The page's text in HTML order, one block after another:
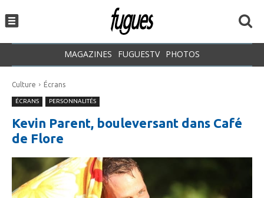
MAGAZINES FUGUESTV PHOTOS
Culture Écrans
ÉCRANS PERSONNALITÉS
Kevin Parent, bouleversant dans Café
de Flore